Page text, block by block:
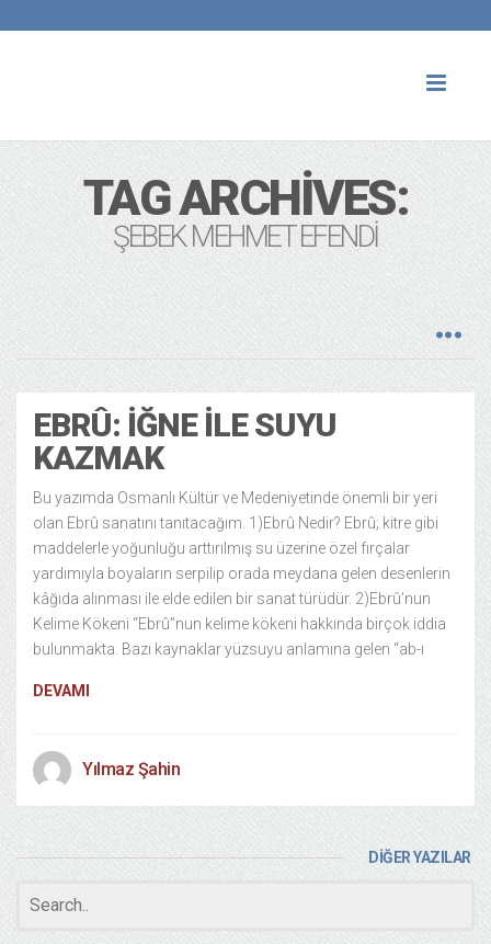
TAG ARCHIVES:
ŞEBEK MEHMET EFENDI
EBRÛ: İĞNE ILE SUYU
KAZMAK
Bu yazımda Osmanlı Kültür ve Medeniyetinde önemli bir yeri
olan Ebrû sanatını tanıtacağım. 1)Ebrû Nedir? Ebrû; kitre gibi
maddelerle yoğunluğu arttırılmış su üzerine özel fırçalar
yardımıyla boyaların serpilip orada meydana gelen desenlerin
kâğıda alınması ile elde edilen bir sanat türüdür. 2)Ebrû’nun
Kelime Kökeni “Ebrû”nun kelime kökeni hakkında birçok iddia
bulunmakta. Bazı kaynaklar yüzsuyu anlamına gelen “ab-ı
DEVAMI
Yılmaz Şahin
DİĞER YAZILAR